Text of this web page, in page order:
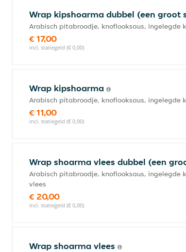
Wrap kipshoarma dubbel (een groot
Arabisch pitabroodje, knoflooksaus, ingelegde
€ 17,00
incl. statiegeld (€ 0,00)
Wrap kipshoarma
Arabisch pitabroodje, knoflooksaus, ingelegde
€ 11,00
incl. statiegeld (€ 0,00)
Wrap shoarma vlees dubbel (een
Arabisch pitabroodje, knoflooksaus,
vlees
€ 20,00
incl. statiegeld (€ 0,00)
Wrap shoarma vlees